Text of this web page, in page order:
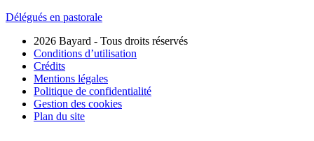
Délégués en pastorale
2026 Bayard - Tous droits réservés
Conditions d’utilisation
Crédits
Mentions légales
Politique de confidentialité
Gestion des cookies
Plan du site